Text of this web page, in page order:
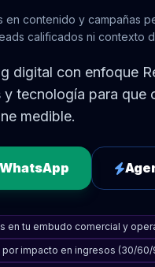
en contenido y campañas
calificados ni contexto
digital con enfoque
y tecnología para que
medible.
en tu embudo comercial y
impacto en ingresos (30/60/